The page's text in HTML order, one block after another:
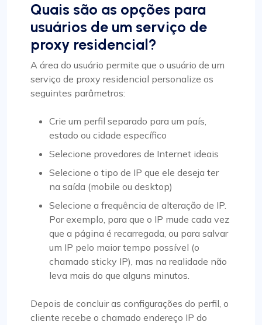
Quais são as opções para
usuários de um serviço de
proxy residencial?
A área do usuário permite que o usuário de um
serviço de proxy residencial personalize os
seguintes parâmetros:
Crie um perfil separado para um país,
estado ou cidade específico
Selecione provedores de Internet ideais
Selecione o tipo de IP que ele deseja ter
na saída (mobile ou desktop)
Selecione a frequência de alteração de IP.
Por exemplo, para que o IP mude cada vez
que a página é recarregada, ou para salvar
um IP pelo maior tempo possível (o
chamado sticky IP), mas na realidade não
leva mais do que alguns minutos.
Depois de concluir as configurações do perfil, o
cliente recebe o chamado endereço IP do